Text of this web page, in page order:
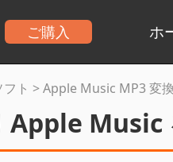
ご購入 ホ
ト > Apple Music MP3 変換
Apple Music